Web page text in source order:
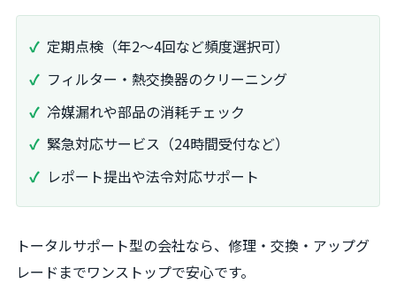
定期点検（年2〜4回など頻度選択可）
フィルター・熱交換器のクリーニング
冷媒漏れや部品の消耗チェック
緊急対応サービス（24時間受付など）
レポート提出や法令対応サポート
トータルサポート型の会社なら、修理・交換・アップグ
レードまでワンストップで安心です。